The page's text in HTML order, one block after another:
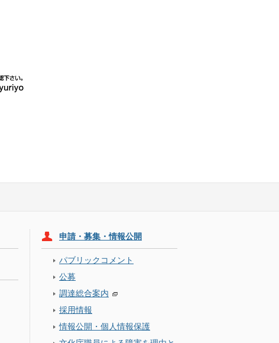
申請・募集・情報公開
パブリックコメント
公募
調達総合案内
採用情報
情報公開・個人情報保護